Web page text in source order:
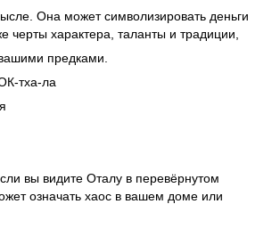
Она может символизировать деньги
черты характера, таланты и традиции,
предками.
тха-ла
вы видите Оталу в перевёрнутом
означать хаос в вашем доме или